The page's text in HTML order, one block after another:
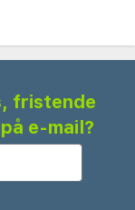
fristende
e-mail?